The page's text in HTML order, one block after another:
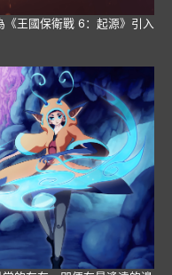
王國保衛戰 6：起源》引入